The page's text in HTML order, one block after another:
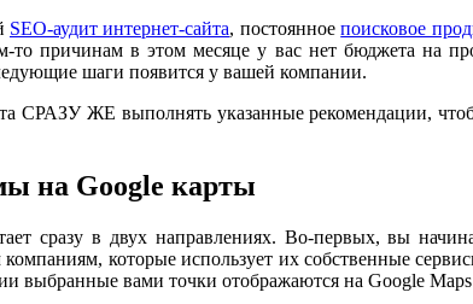
SEO-аудит интернет-сайта, постоянноепоисковое
причинам в этом месяце у вас нет бюджета на
шаги появится у вашей компании.
СРАЗУ ЖЕ выполнять указанные рекомендации,
на Google карты
сразу в двух направлениях. Во-первых, вы
которые использует их собственные
выбранные вами точки отображаются на Google